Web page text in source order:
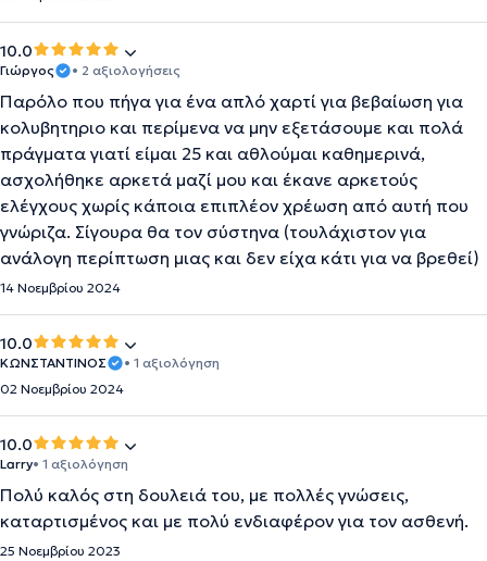
10.0
Γιώργος • 2 αξιολογήσεις
Παρόλο που πήγα για ένα απλό χαρτί για βεβαίωση για
κολυβητηριο και περίμενα να μην εξετάσουμε και πολά
πράγματα γιατί είμαι 25 και αθλούμαι καθημερινά,
ασχολήθηκε αρκετά μαζί μου και έκανε αρκετούς
ελέγχους χωρίς κάποια επιπλέον χρέωση από αυτή που
γνώριζα. Σίγουρα θα τον σύστηνα (τουλάχιστον για
ανάλογη περίπτωση μιας και δεν είχα κάτι για να βρεθεί)
14 Νοεμβρίου 2024
10.0
ΚΩΝΣΤΑΝΤΙΝΟΣ
• 1 αξιολόγηση
02 Νοεμβρίου 2024
10.0
Larry• 1 αξιολόγηση
Πολύ καλός στη δουλειά του, με πολλές γνώσεις,
καταρτισμένος και με πολύ ενδιαφέρον για τον ασθενή.
25 Νοεμβρίου 2023